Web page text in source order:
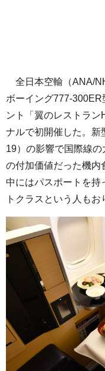
全日本空輸（ANA/
ボーイング777-
ント「翼のレストラン
ナルで初開催した。新
19）の影響で国際線
の付加価値だった機内
中にはパスポートを持
トクラスという人もお